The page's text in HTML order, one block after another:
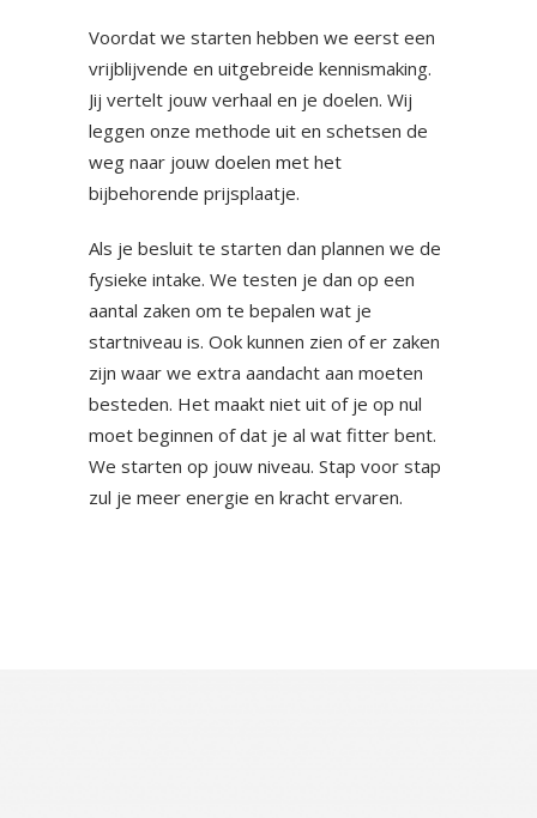
Voordat we starten hebben we eerst een
vrijblijvende en uitgebreide kennismaking.
Jij vertelt jouw verhaal en je doelen. Wij
leggen onze methode uit en schetsen de
weg naar jouw doelen met het
bijbehorende prijsplaatje.
Als je besluit te starten dan plannen we de
fysieke intake. We testen je dan op een
aantal zaken om te bepalen wat je
startniveau is. Ook kunnen zien of er zaken
zijn waar we extra aandacht aan moeten
besteden. Het maakt niet uit of je op nul
moet beginnen of dat je al wat fitter bent.
We starten op jouw niveau. Stap voor stap
zul je meer energie en kracht ervaren.